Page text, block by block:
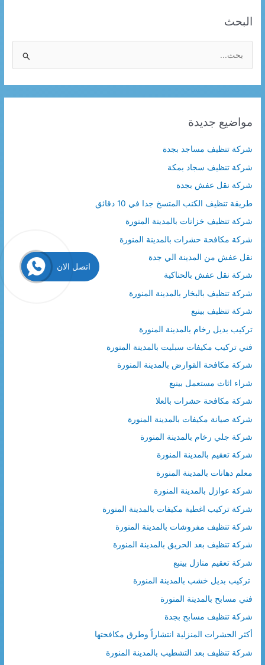
البحث
ح
ع
مواضيع جديدة
شركة تنظيف مساجد بجدة
شركة تنظيف سجاد بمكة
شركة نقل عفش بجدة
طريقة تنظيف الكنب المتسخ جدا في 10 دقائق
شركة تنظيف خزانات بالمدينة المنورة
شركة مكافحة حشرات بالمدينة المنورة
نقل عفش من المدينة الي جدة
شركة نقل عفش بالحناكية
شركة تنظيف بالبخار بالمدينة المنورة
شركة تنظيف بينبع
تركيب بديل رخام بالمدينة المنورة
فني تركيب مكيفات سبليت بالمدينة المنورة
شركة مكافحة القوارض بالمدينة المنورة
شراء اثاث مستعمل بينبع
شركة مكافحة حشرات بالعلا
شركة صيانة مكيفات بالمدينة المنورة
شركة جلي رخام بالمدينة المنورة
شركة تعقيم بالمدينة المنورة
معلم دهانات بالمدينة المنورة
شركة عوازل بالمدينة المنورة
شركة تركيب اغطية مكيفات بالمدينة المنورة
شركة تنظيف مفروشات بالمدينة المنورة
شركة تنظيف بعد الحريق بالمدينة المنورة
شركة تعقيم منازل بينبع
تركيب بديل خشب بالمدينة المنورة
فني مسابح بالمدينة المنورة
شركة تنظيف مسابح بجدة
أكثر الحشرات المنزلية انتشاراً وطرق مكافحتها
شركة تنظيف بعد التشطيب بالمدينة المنورة
اتصل الان